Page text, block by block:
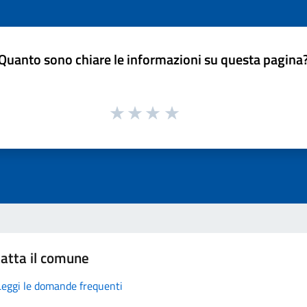
sono chiare le informazioni su questa
il comune
le domande frequenti